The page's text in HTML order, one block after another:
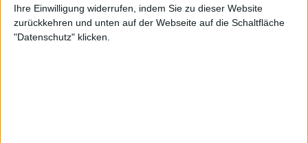
Ihre Einwilligung widerrufen, indem Sie zu dieser Website
zurückkehren und unten auf der Webseite auf die Schaltfläche
"Datenschutz" klicken.
dagegen 50 %, so dass der Tscheche den Satz mit 6:3
für sich entscheiden konnte.